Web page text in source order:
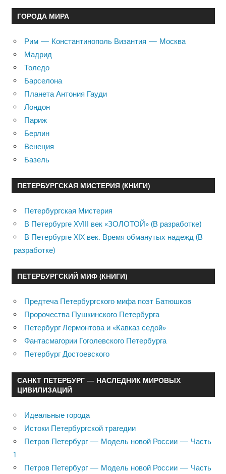
ГОРОДА МИРА
Рим — Константинополь Византия — Москва
Мадрид
Толедо
Барселона
Планета Антония Гауди
Лондон
Париж
Берлин
Венеция
Базель
ПЕТЕРБУРГСКАЯ МИСТЕРИЯ (КНИГИ)
Петербургская Мистерия
В Петербурге XVIII век «ЗОЛОТОЙ» (В разработке)
В Петербурге XIX век. Время обманутых надежд (В
разработке)
ПЕТЕРБУРГСКИЙ МИФ (КНИГИ)
Предтеча Петербургского мифа поэт Батюшков
Пророчества Пушкинского Петербурга
Петербург Лермонтова и «Кавказ седой»
Фантасмагории Гоголевского Петербурга
Петербург Достоевского
САНКТ ПЕТЕРБУРГ — НАСЛЕДНИК МИРОВЫХ
ЦИВИЛИЗАЦИЙ
Идеальные города
Истоки Петербургской трагедии
Петров Петербург — Модель новой России — Часть
1
Петров Петербург — Модель новой России — Часть